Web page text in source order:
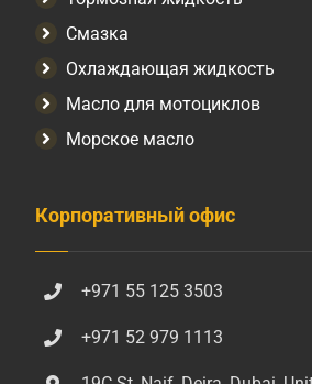
Смазка
Охлаждающая жидкость
Масло для мотоциклов
Морское масло
Корпоративный офис
+971 55 125 3503
+971 52 979 1113